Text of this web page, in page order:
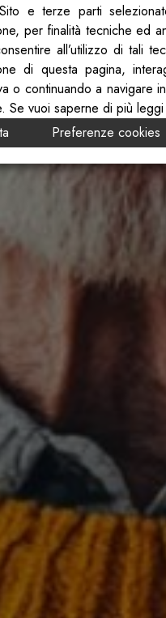
e terze parti
per finalità tecniche ed
all’utilizzo di tali
di questa pagina,
o continuando a navigare
Se vuoi saperne di più leggi
Preferenze cookies